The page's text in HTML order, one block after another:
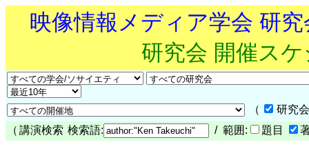
映像情報メディア学会 研
研究会 開催ス
（
研究
（ 講演検索 検索語: / 範囲: 題目